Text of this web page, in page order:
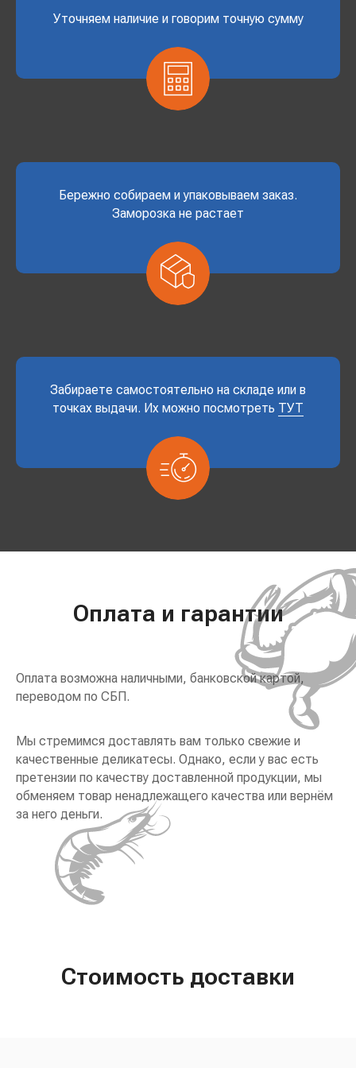
Уточняем наличие и говорим точную сумму
Бережно собираем и упаковываем заказ.
Заморозка не растает
Забираете самостоятельно на складе или в
точках выдачи. Их можно посмотреть ТУТ
Оплата и гарантии
Оплата возможна наличными, банковской картой,
переводом по СБП.
Мы стремимся доставлять вам только свежие и
качественные деликатесы. Однако, если у вас есть
претензии по качеству доставленной продукции, мы
обменяем товар ненадлежащего качества или вернём
за него деньги.
Стоимость доставки